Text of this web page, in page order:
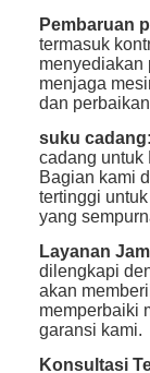
Pembaruan
termasuk
menyediakan
menjaga
dan
suku cadang:
cadang untuk
Bagian kami
tertinggi
yang
Layanan
dilengkapi
akan
memperbaiki
garansi kami.
Konsultasi